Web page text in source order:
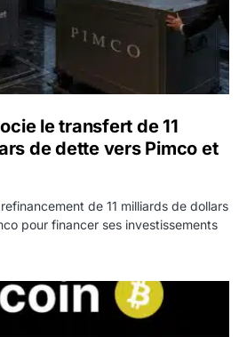
le transfert de 11
de dette vers Pimco et
de 11 milliards de dollars
pour financer ses investissements
000 dollars pendant que les